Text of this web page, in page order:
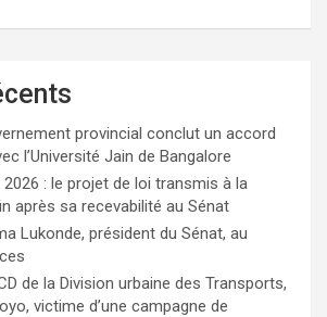
provincial conclut un accord
l’Université Jain de Bangalore
: le projet de loi transmis à la
après sa recevabilité au Sénat
Lukonde, président du Sénat, au
de la Division urbaine des Transports,
victime d’une campagne de